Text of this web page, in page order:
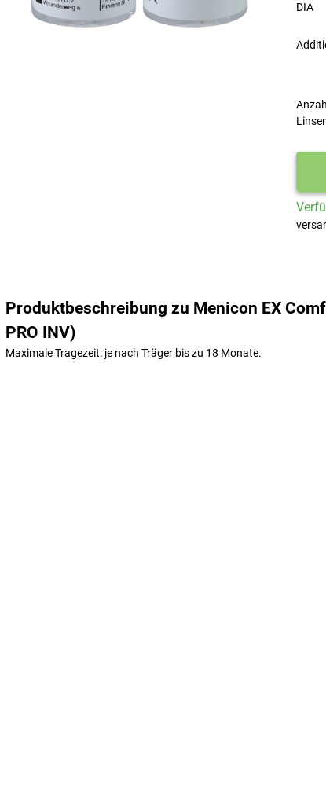
DIA
Anzahl
Produktbeschreibung zu Menicon EX
PRO INV)
Maximale Tragezeit: je nach Träger bis zu 18 Monate.